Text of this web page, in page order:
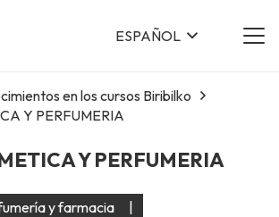
ESPAÑOL
en los cursos Biribilko
Y PERFUMERIA
Y PERFUMERIA
y farmacia
|